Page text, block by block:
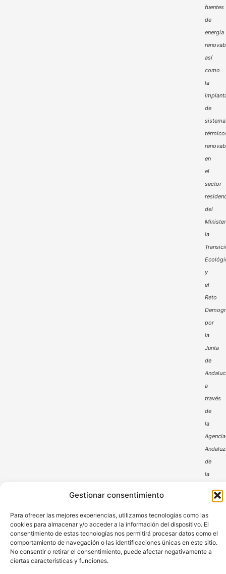
Gestionar consentimiento
Para ofrecer las mejores experiencias, utilizamos tecnologías como las
cookies para almacenar y/o acceder a la información del dispositivo. El
consentimiento de estas tecnologías nos permitirá procesar datos como el
comportamiento de navegación o las identificaciones únicas en este sitio.
No consentir o retirar el consentimiento, puede afectar negativamente a
ciertas características y funciones.
fuentes
de
energía
así
como
la
de
en
el
sector
del
la
y
el
Reto
por
la
Junta
de
a
través
de
la
Agencia
de
la
Aviso Legal Política de Privacidad